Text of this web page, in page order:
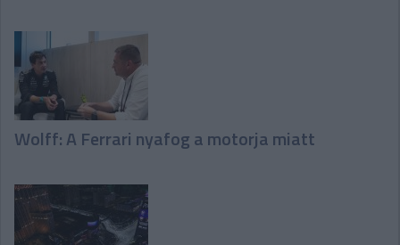
Wolff: A Ferrari nyafog a motorja miatt